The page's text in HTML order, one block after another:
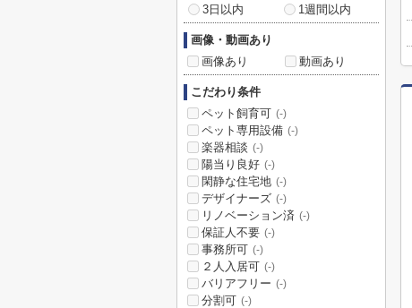
3日以内
1週間以内
画像・動画あり
画像あり
動画あり
こだわり条件
ペット飼育可 (-)
ペット専用設備 (-)
楽器相談 (-)
陽当り良好 (-)
閑静な住宅地 (-)
デザイナーズ (-)
リノベーション済 (-)
保証人不要 (-)
事務所可 (-)
２人入居可 (-)
バリアフリー (-)
分割可 (-)